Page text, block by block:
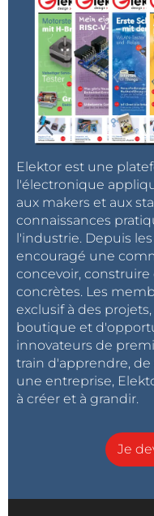
Elektor est une
l'électronique
aux makers et aux
connaissances
l'industrie. Depuis
encouragé une
concevoir,
concrètes. Les
exclusif à des
boutique et
innovateurs de
train d'apprendre,
une entreprise,
à créer et à grandir.
Je